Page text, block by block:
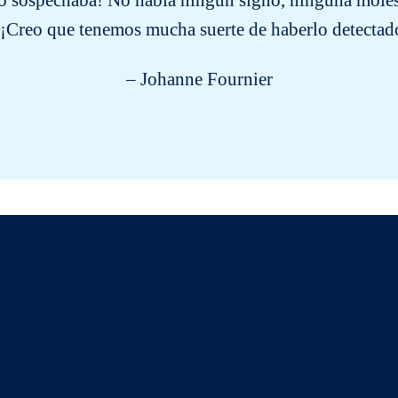
que tenemos mucha suerte de haberlo
– Johanne Fournier